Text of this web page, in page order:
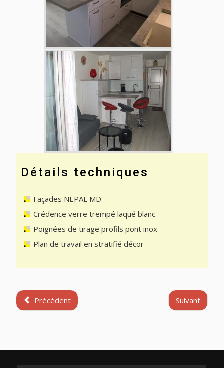
Détails techniques
Façades NEPAL MD
Crédence verre trempé laqué blanc
Poignées de tirage profils pont inox
Plan de travail en stratifié décor
Précédent Suivant